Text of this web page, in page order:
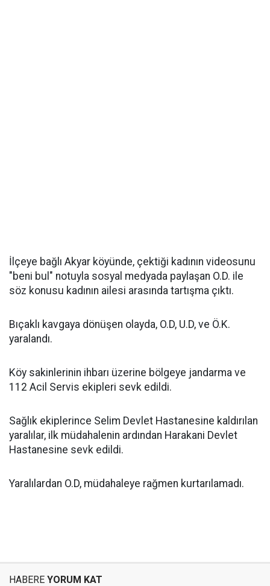
İlçeye bağlı Akyar köyünde, çektiği kadının videosunu
"beni bul" notuyla sosyal medyada paylaşan O.D. ile
söz konusu kadının ailesi arasında tartışma çıktı.
Bıçaklı kavgaya dönüşen olayda, O.D, U.D, ve Ö.K.
yaralandı.
Köy sakinlerinin ihbarı üzerine bölgeye jandarma ve
112 Acil Servis ekipleri sevk edildi.
Sağlık ekiplerince Selim Devlet Hastanesine kaldırılan
yaralılar, ilk müdahalenin ardından Harakani Devlet
Hastanesine sevk edildi.
Yaralılardan O.D, müdahaleye rağmen kurtarılamadı.
HABERE YORUM KAT